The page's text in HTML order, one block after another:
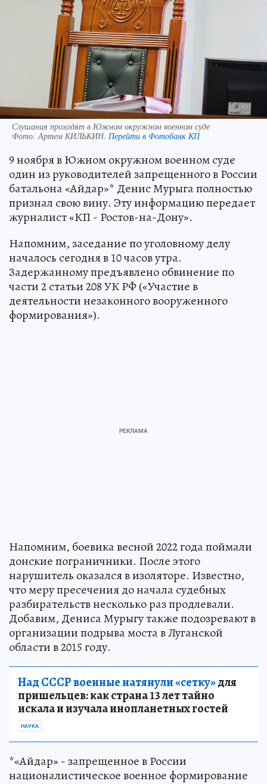
Слушания проходят в Южном окружном военном суде
Фото:Артем КИЛЬКИН. Перейти в Фотобанк КП
9 ноября в Южном окружном военном суде
один из руководителей запрещенного в России
батальона «Айдар»* Денис Мурыга полностью
признал свою вину. Эту информацию передает
журналист «КП - Ростов-на-Дону».
Напомним, заседание по уголовному делу
началось сегодня в 10 часов утра.
Задержанному предъявлено обвинение по
части 2 статьи 208 УК РФ («Участие в
деятельности незаконного вооруженного
формирования»).
Напомним, боевика весной 2022 года поймали
донские пограничники. После этого
нарушитель оказался в изоляторе. Известно,
что меру пресечения до начала судебных
разбирательств несколько раз продлевали.
Добавим, Дениса Мурыгу также подозревают в
организации подрыва моста в Луганской
области в 2015 году.
Над СССР военные натянули «сетку»для
пришельцев: как страна 13 лет тайно
искала и изучала инопланетных гостей
НАУКА
*«Айдар» - запрещенное в России
националистическое военное формирование